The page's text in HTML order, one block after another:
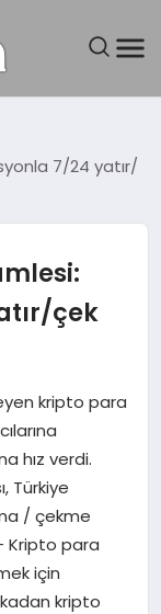
7/24 yatır/
çek
kripto para
hız verdi.
Türkiye
/ çekme
Kripto para
için
kripto